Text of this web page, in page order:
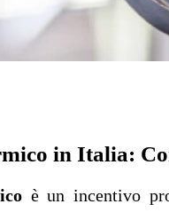
in Italia:
è un incentivo